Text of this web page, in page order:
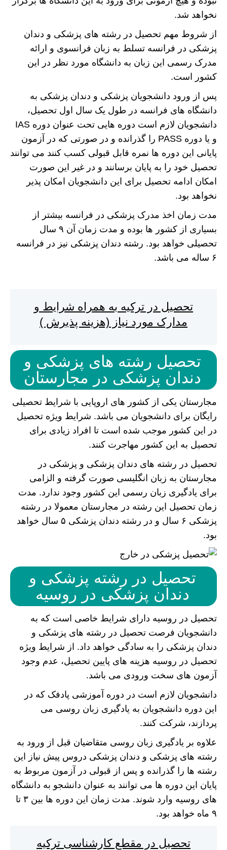
نخواهد شد.
از شروط مهم تحصیل در رشته های پزشکی و دندان
پزشکی در فرانسه تسلط به زبان فرانسوی و ارائه
مدرک رسمی این زبان به دانشگاه مورد نظر در این
کشور است.
پس از ورود دانشجویان پزشکی و دندان پزشکی به
دانشگاه های فرانسه در طول یک سال اول تحصیل،
دانشجویان لازم است دوره هایی تحت عنوان دوره IAS
و یا دوره PASS را گذرانده و در صورتی که در آزمون
پایانی این دوره ها نمره قابل قبولی کسب کنند می توانند
تحصیل خود را به پایان برسانند و در غیر این صورت
امکان ادامه تحصیل برای این دانشجویان امکان پذیر
نخواهد بود‌.
مدت زمان اخذ مدرک پزشکی در فرانسه بیشتر از
بسیاری از کشور ها بوده و مدت زمان آن ۹ سال
تحصیلی خواهد بود. رشته دندان پزشکی نیز در فرانسه
۶ ساله می باشد.
تحصیل در ترکیه به همراه شرایط و
مدارک مورد نیاز (هزینه پذیرش )
تحصیل رشته های پزشکی و
دندان پزشکی در مجارستان
مجارستان یکی از کشور های اروپایی با شرایط تحصیلی
رایگان برای دانشجویان می باشد. شرایط ویژه تحصیل
در این کشور موجب شده است تا افراد زیادی برای
تحصیل به این کشور مهاجرت کنند.
تحصیل در رشته های دندان پزشکی و پزشکی در
مجارستان به زبان انگلیسی صورت گرفته و الزامی
برای یادگیری زبان رسمی این کشور وجود ندارد. مدت
زمان تحصیل این رشته در مجارستان معمولا در رشته
پزشکی ۶ سال و در رشته دندان پزشکی ۵ سال خواهد
بود.
تحصیل در رشته پزشکی و
دندان پزشکی در روسیه
تحصیل در روسیه دارای شرایط خاصی است که به
دانشجویان فرصت تحصیل در رشته های پزشکی و
دندان پزشکی را به سادگی خواهد داد. از شرایط ویژه
تحصیل در روسیه هزینه های پایین تحصیل، عدم وجود
آزمون های سخت ورودی می باشد.
دانشجویان لازم است در دوره آموزشی پادفک که در
این دوره دانشجویان به یادگیری زبان روسی می
پردازند، شرکت کنند.
علاوه بر یادگیری زبان روسی متقاضیان قبل از ورود به
رشته های پزشکی و دندان پزشکی دروس پیش نیاز این
رشته ها را گذرانده و پس از قبولی در آزمون مربوط به
پایان این دوره ها می توانند به عنوان دانشجو به دانشگاه
های روسیه وارد شوند. مدت زمان این دوره ها بین ۳ تا
۹ ماه خواهد بود.
تحصیل در مقطع کارشناسی ترکیه